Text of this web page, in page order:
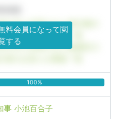
年2月に設置された東京都の
画のお知らせ看板一覧
年2月に設置された板橋区の
料会員になって閲
する
100%
事 小池百合子